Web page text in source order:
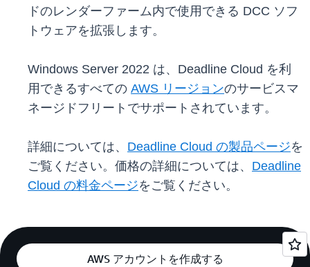
ドのレンダーファーム内で使用できる DCC ソフ
トウェアを拡張します。
Windows Server 2022 は、Deadline Cloud を利
用できるすべての AWS リージョンのサービスマ
ネージドフリートでサポートされています。
詳細については、 Deadline Cloud の製品ページを
ご覧ください。価格の詳細については、 Deadline
Cloud の料金ページをご覧ください。
AWS アカウントを作成する